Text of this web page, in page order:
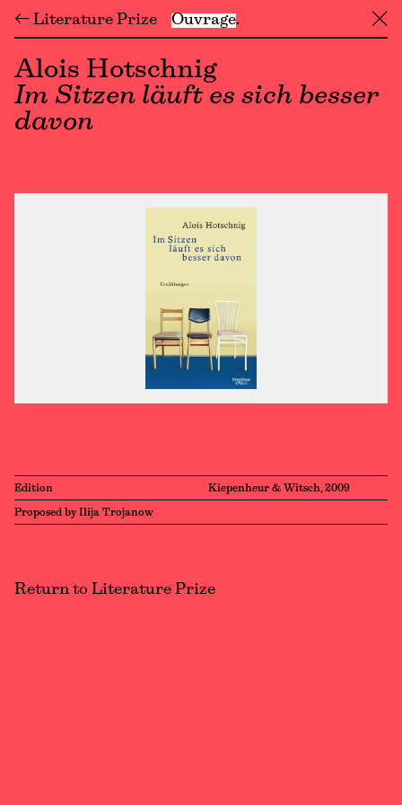
← Literature Prize Ouvrage ╳
Alois Hotschnig
Im Sitzen läuft es sich besser
davon
Edition Kiepenheur & Witsch, 2009
Proposed by Ilija Trojanow
Return to Literature Prize